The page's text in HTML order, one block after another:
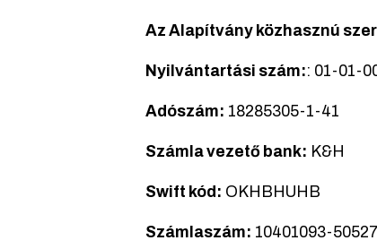
Az Alapítvány közhasznú
Nyilvántartási szám:: 01-01-
Adószám: 18285305-1-41
Számla vezető bank: K&H
Swift kód: OKHBHUHB
Számlaszám: 10401093-